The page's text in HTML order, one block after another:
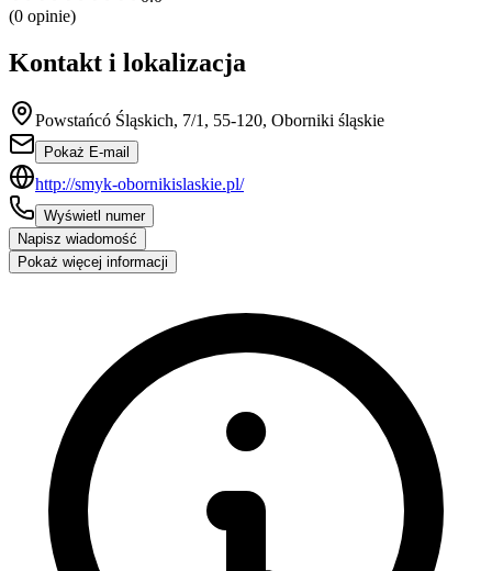
(0 opinie)
Kontakt i lokalizacja
Powstańcó Śląskich, 7/1, 55-120, Oborniki śląskie
Pokaż E-mail
http://smyk-obornikislaskie.pl/
Wyświetl numer
Napisz wiadomość
Pokaż więcej informacji